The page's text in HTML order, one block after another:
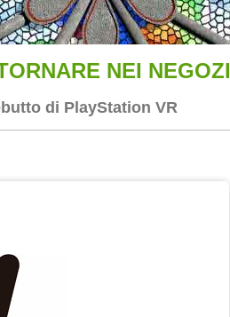
NEI NEGOZI
di PlayStation VR